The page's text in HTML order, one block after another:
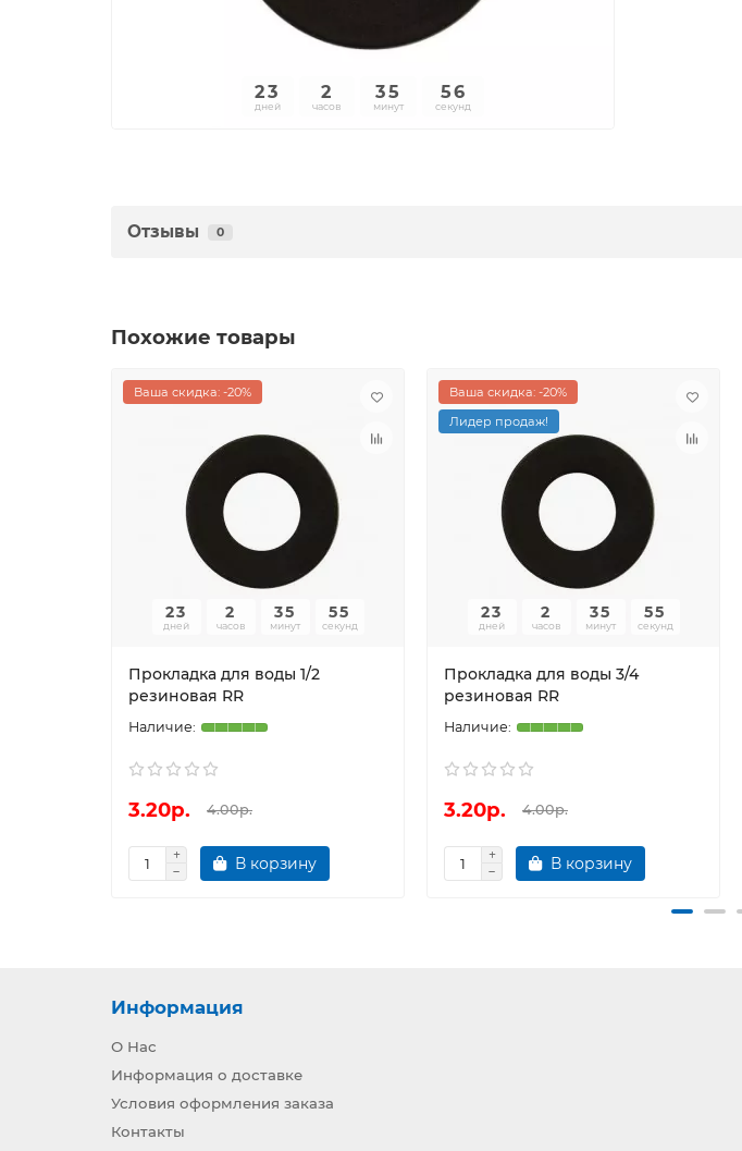
23
дней
2
часов
35
минут
55
секунд
Отзывы 0
Похожие товары
Ваша скидка: -20%
23
дней
2
часов
35
минут
55
секунд
Прокладка для воды 1/2
резиновая RR
3.20р. 4.00р.
В корзину
Ваша скидка: -20%
Лидер продаж!
23
дней
2
часов
35
минут
55
секунд
Прокладка для воды 3/4
резиновая RR
3.20р. 4.00р.
В корзину
Информация
О Нас
Информация о доставке
Условия оформления заказа
Контакты